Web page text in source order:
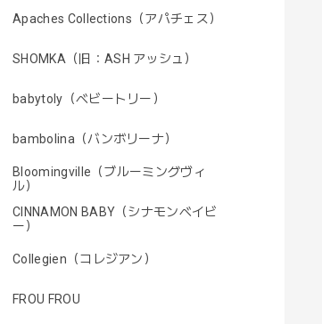
Apaches Collections（アパチェス）
SHOMKA（旧：ASH アッシュ）
babytoly（ベビートリー）
bambolina（バンボリーナ）
Bloomingville（ブルーミングヴィ
ル）
CINNAMON BABY（シナモンベイビ
ー）
Collegien（コレジアン）
FROU FROU